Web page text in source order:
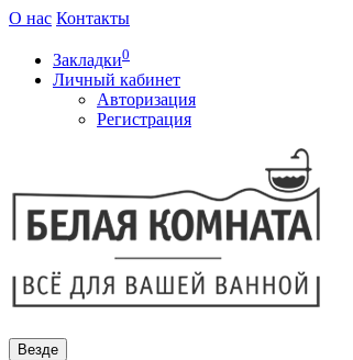
О нас Контакты
Закладки0
Личный кабинет
Авторизация
Регистрация
Везде